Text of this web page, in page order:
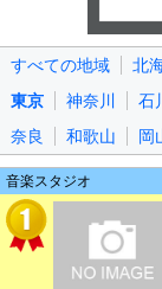
すべての地域 北
東京
神奈川 石
奈良
和歌山 岡
音楽スタジオ